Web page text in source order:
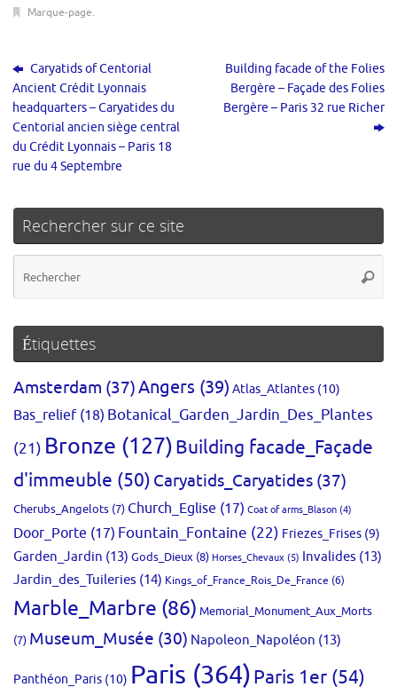
Marque-page.
Caryatids of Centorial
Ancient Crédit Lyonnais
headquarters – Caryatides du
Centorial ancien siège central
du Crédit Lyonnais – Paris 18
rue du 4 Septembre
Building facade of the Folies
Bergère – Façade des Folies
Bergère – Paris 32 rue Richer
Rechercher sur ce site
Étiquettes
Amsterdam (37)Angers (39) Atlas_Atlantes (10)
Bas_relief(18) Botanical_Garden_Jardin_Des_Plantes
(21) Bronze (127)Building facade_Façade
d'immeuble (50) Caryatids_Caryatides (37)
Cherubs_Angelots (7) Church_Eglise (17) Coat of arms_Blason (4)
Door_Porte (17) Fountain_Fontaine (22) Friezes_Frises (9)
Garden_Jardin (13) Gods_Dieux (8) Horses_Chevaux (5) Invalides (13)
Jardin_des_Tuileries (14) Kings_of_France_Rois_De_France (6)
Marble_Marbre (86) Memorial_Monument_Aux_Morts
(7) Museum_Musée (30) Napoleon_Napoléon (13)
Panthéon_Paris (10) Paris (364)Paris 1er (54)